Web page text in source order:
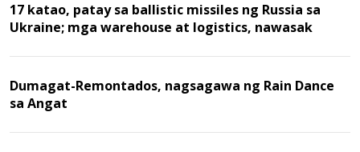
17 katao, patay sa ballistic missiles ng Russia sa
Ukraine; mga warehouse at logistics, nawasak
Dumagat-Remontados, nagsagawa ng Rain Dance
sa Angat